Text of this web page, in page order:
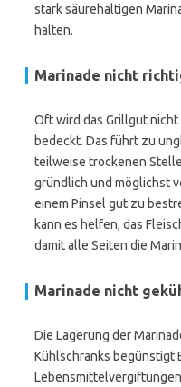
stark säurehaltigen
halten.
Marinade nicht
Oft wird das Grillgut
bedeckt. Das führt zu
teilweise trockenen
gründlich und möglichst
einem Pinsel gut zu
kann es helfen, das
damit alle Seiten die
Marinade nicht
Die Lagerung der
Kühlschranks begünstigt